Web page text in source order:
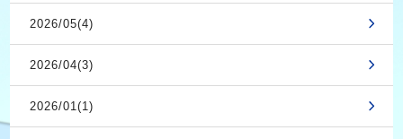
2026/05(4)
2026/04(3)
2026/01(1)